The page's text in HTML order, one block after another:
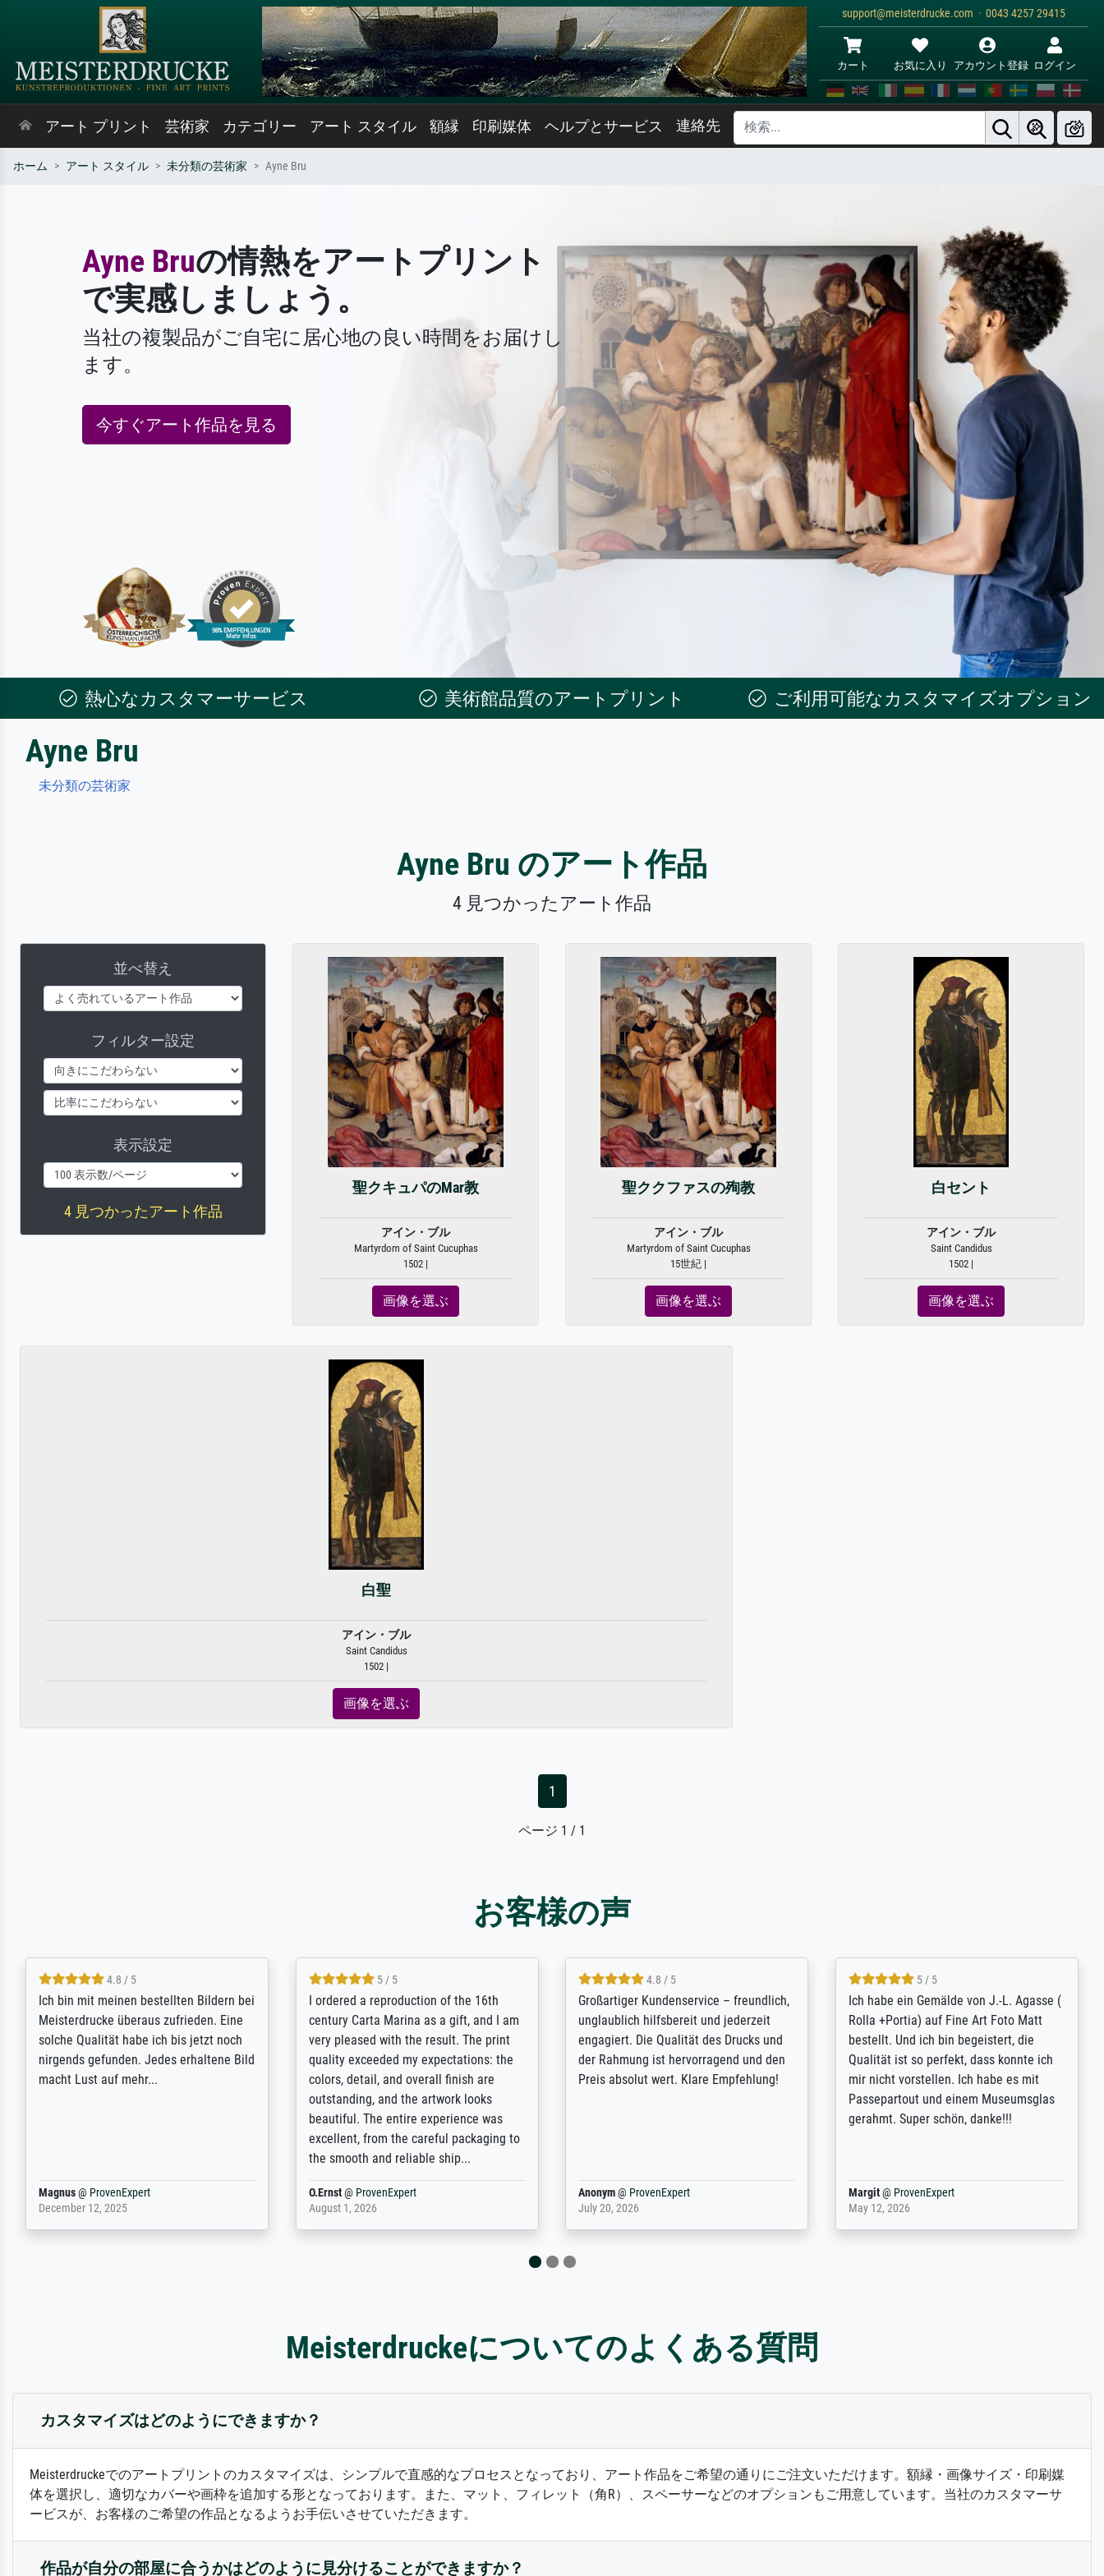
support@meisterdrucke.com · 0043 4257 29415
カート お気に入り アカウント登録 ログイン
アート プリント 芸術家 カテゴリー アート スタイル 額縁 印刷媒体 ヘルプとサービス 連絡先
ホーム アート スタイル 未分類の芸術家 Ayne Bru
Ayne Bruの情熱をアートプリント
で実感しましょう。
当社の複製品がご自宅に居心地の良い時間をお届けし
ます。
今すぐアート作品を見る
熱心なカスタマーサービス 美術館品質のアートプリント ご利用可能なカスタマイズオプション
Ayne Bru
未分類の芸術家
Ayne Bru のアート作品
4 見つかったアート作品
並べ替え
フィルター設定
表示設定
4 見つかったアート作品
聖クキュパのMar教
アイン・ブル
Martyrdom of Saint Cucuphas
1502 |
画像を選ぶ
聖ククファスの殉教
アイン・ブル
Martyrdom of Saint Cucuphas
15世紀 |
画像を選ぶ
白セント
アイン・ブル
Saint Candidus
1502 |
画像を選ぶ
白聖
アイン・ブル
Saint Candidus
1502 |
画像を選ぶ
1
ページ 1 / 1
お客様の声
5 / 5
Rundum positive Erfahrung. Die
Ausführung des Auftrags hat eine Weile
gedauert, die angekündigte Lieferzeit
wurde aber letztlich sogar etwas
unterschritten. Die Qualität des Papiers
Dr.@ProvenExpert
February 3, 2026
5 / 5
The team at Meisterdrucke strives to
meet its clients demands, and provides
expert advice on how to obtain the best
results for the prints requested by the
client. The company has a vast
repertoire of prints to choose from, and
will provide excellent service also with
regards to prints which are not in that
repertoire. Highly recommended!
Anonym@ProvenExpert
April 22, 2026
5 / 5
Outstanding quality and customer
support. - the quality of the printing is
excellent and difficult to distinguish
from the real thing; it will be my go-to
for high-quality art prints from now on -
Anonym@ ProvenExpert
January 12, 2026
4.8 / 5
Qualité absolument irréprochable.
Extraordinaire diversité des thèmes
abordés et personnalisation des
demandes (recadrage, réajustement des
couleurs). Relation clientèle parfaite.
Transport, réception sans aucun
problème. Merci à toute l'équipe ! Hervé
Anonym@ProvenExpert
March 31, 2025
Meisterdruckeについてのよくある質問
カスタマイズはどのようにできますか？
Meisterdruckeでのアートプリントのカスタマイズは、シンプルで直感的なプロセスとなっており、アート作品をご希望の通りにご注文いただけます。額縁・画像サイズ・印刷媒
体を選択し、適切なカバーや画枠を追加する形となっております。また、マット、フィレット（角R）、スペーサーなどのオプションもご用意しています。当社のカスタマーサ
ービスが、お客様のご希望の作品となるようお手伝いさせていただきます。
作品が自分の部屋に合うかはどのように見分けることができますか？